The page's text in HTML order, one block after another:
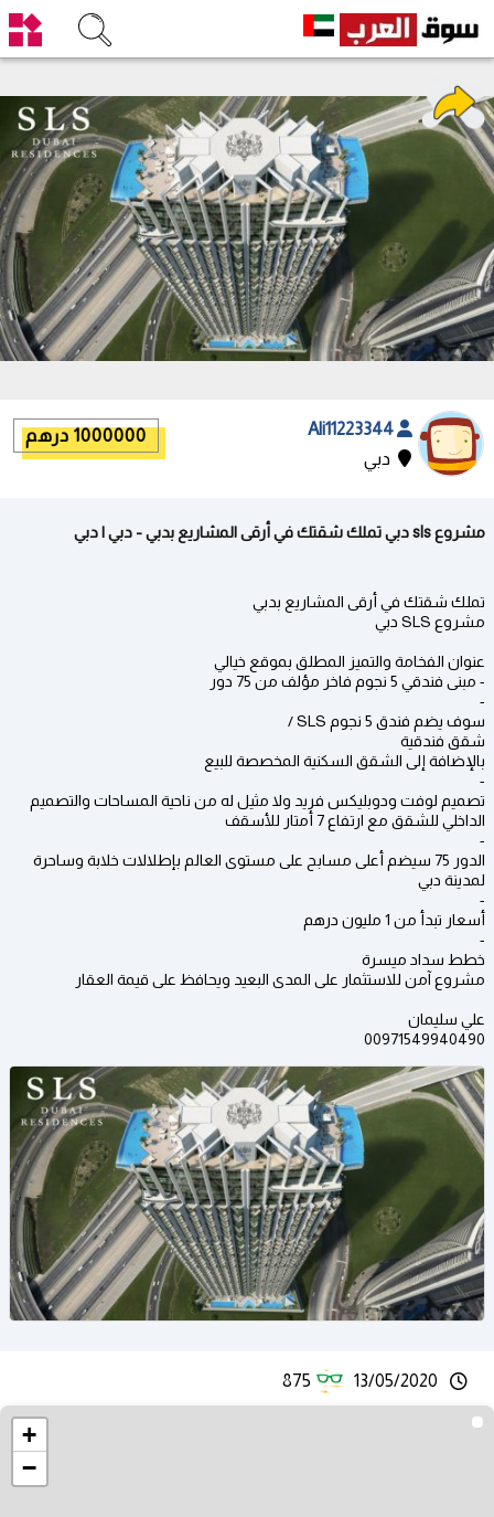
دبي
1000000 درهم
مشروع sls دبي تملك شقتك في أرقى المشاريع بدبي - دبي | دبي
تملك شقتك في أرقى المشاريع بدبي
مشروع SLS دبي
عنوان الفخامة والتميز المطلق بموقع خيالي
- مبنى فندقي 5 نجوم فاخر مؤلف من 75 دور
-
سوف يضم فندق 5 نجوم SLS /
شقق فندقية
بالإضافة إلى الشقق السكنية المخصصة للبيع
-
تصميم لوفت ودوبليكس فريد ولا مثيل له من ناحية المساحات والتصميم
الداخلي للشقق مع ارتفاع 7 أمتار للأسقف
-
الدور 75 سيضم أعلى مسابح على مستوى العالم بإطلالات خلابة وساحرة
لمدينة دبي
-
أسعار تبدأ من 1 مليون درهم
-
خطط سداد ميسرة
مشروع آمن للاستثمار على المدى البعيد ويحافظ على قيمة العقار
علي سليمان
00971549940490
13/05/2020
875
+
−